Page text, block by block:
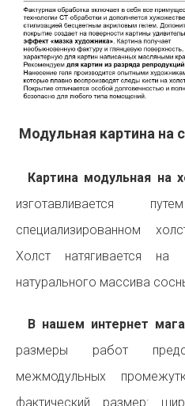
Модульная картина на
Картина модульная на
изготавливается
специализированном
Холст натягивается
натурального массива
В нашем интернет
размеры работ
межмодульных
фактический размер: